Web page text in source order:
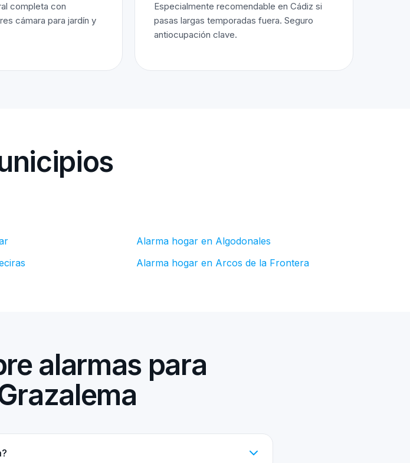
completa con
cámara para jardín y
Especialmente recomendable en Cádiz si
pasas largas temporadas fuera. Seguro
antiocupación clave.
Alarma hogar en Algodonales
Alarma hogar en Arcos de la Frontera
alarmas para